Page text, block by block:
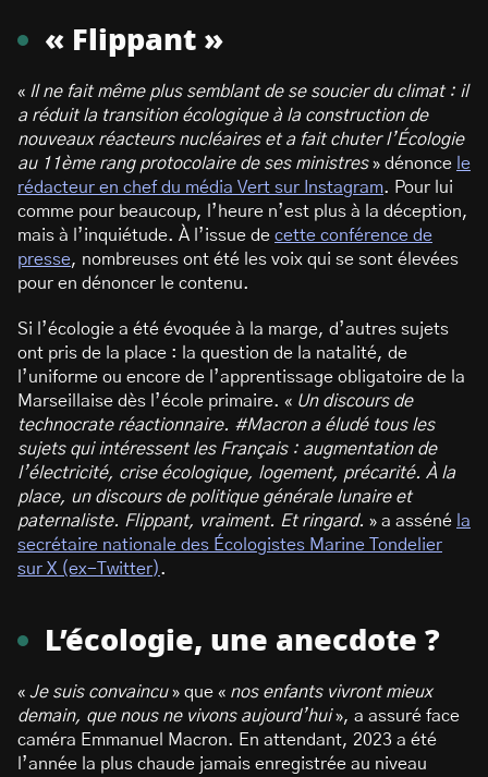
« Flippant »
« Il ne fait même plus semblant de se soucier du climat : il
a réduit la transition écologique à la construction de
nouveaux réacteurs nucléaires et a fait chuter l’Écologie
au 11ème rang protocolaire de ses ministres» dénonce le
rédacteur en chef du média Vert sur Instagram. Pour lui
comme pour beaucoup, l’heure n’est plus à la déception,
mais à l’inquiétude. À l’issue de cette conférence de
presse, nombreuses ont été les voix qui se sont élevées
pour en dénoncer le contenu.
Si l’écologie a été évoquée à la marge, d’autres sujets
ont pris de la place : la question de la natalité, de
l’uniforme ou encore de l’apprentissage obligatoire de la
Marseillaise dès l’école primaire. « Un discours de
technocrate réactionnaire. #Macron a éludé tous les
sujets qui intéressent les Français : augmentation de
l’électricité, crise écologique, logement, précarité. À la
place, un discours de politique générale lunaire et
paternaliste. Flippant, vraiment. Et ringard. » a asséné la
secrétaire nationale des Écologistes Marine Tondelier
sur X (ex-Twitter).
L’écologie, une anecdote ?
« Je suis convaincu» que « nos enfants vivront mieux
demain, que nous ne vivons aujourd’hui», a assuré face
caméra Emmanuel Macron. En attendant, 2023 a été
l’année la plus chaude jamais enregistrée au niveau